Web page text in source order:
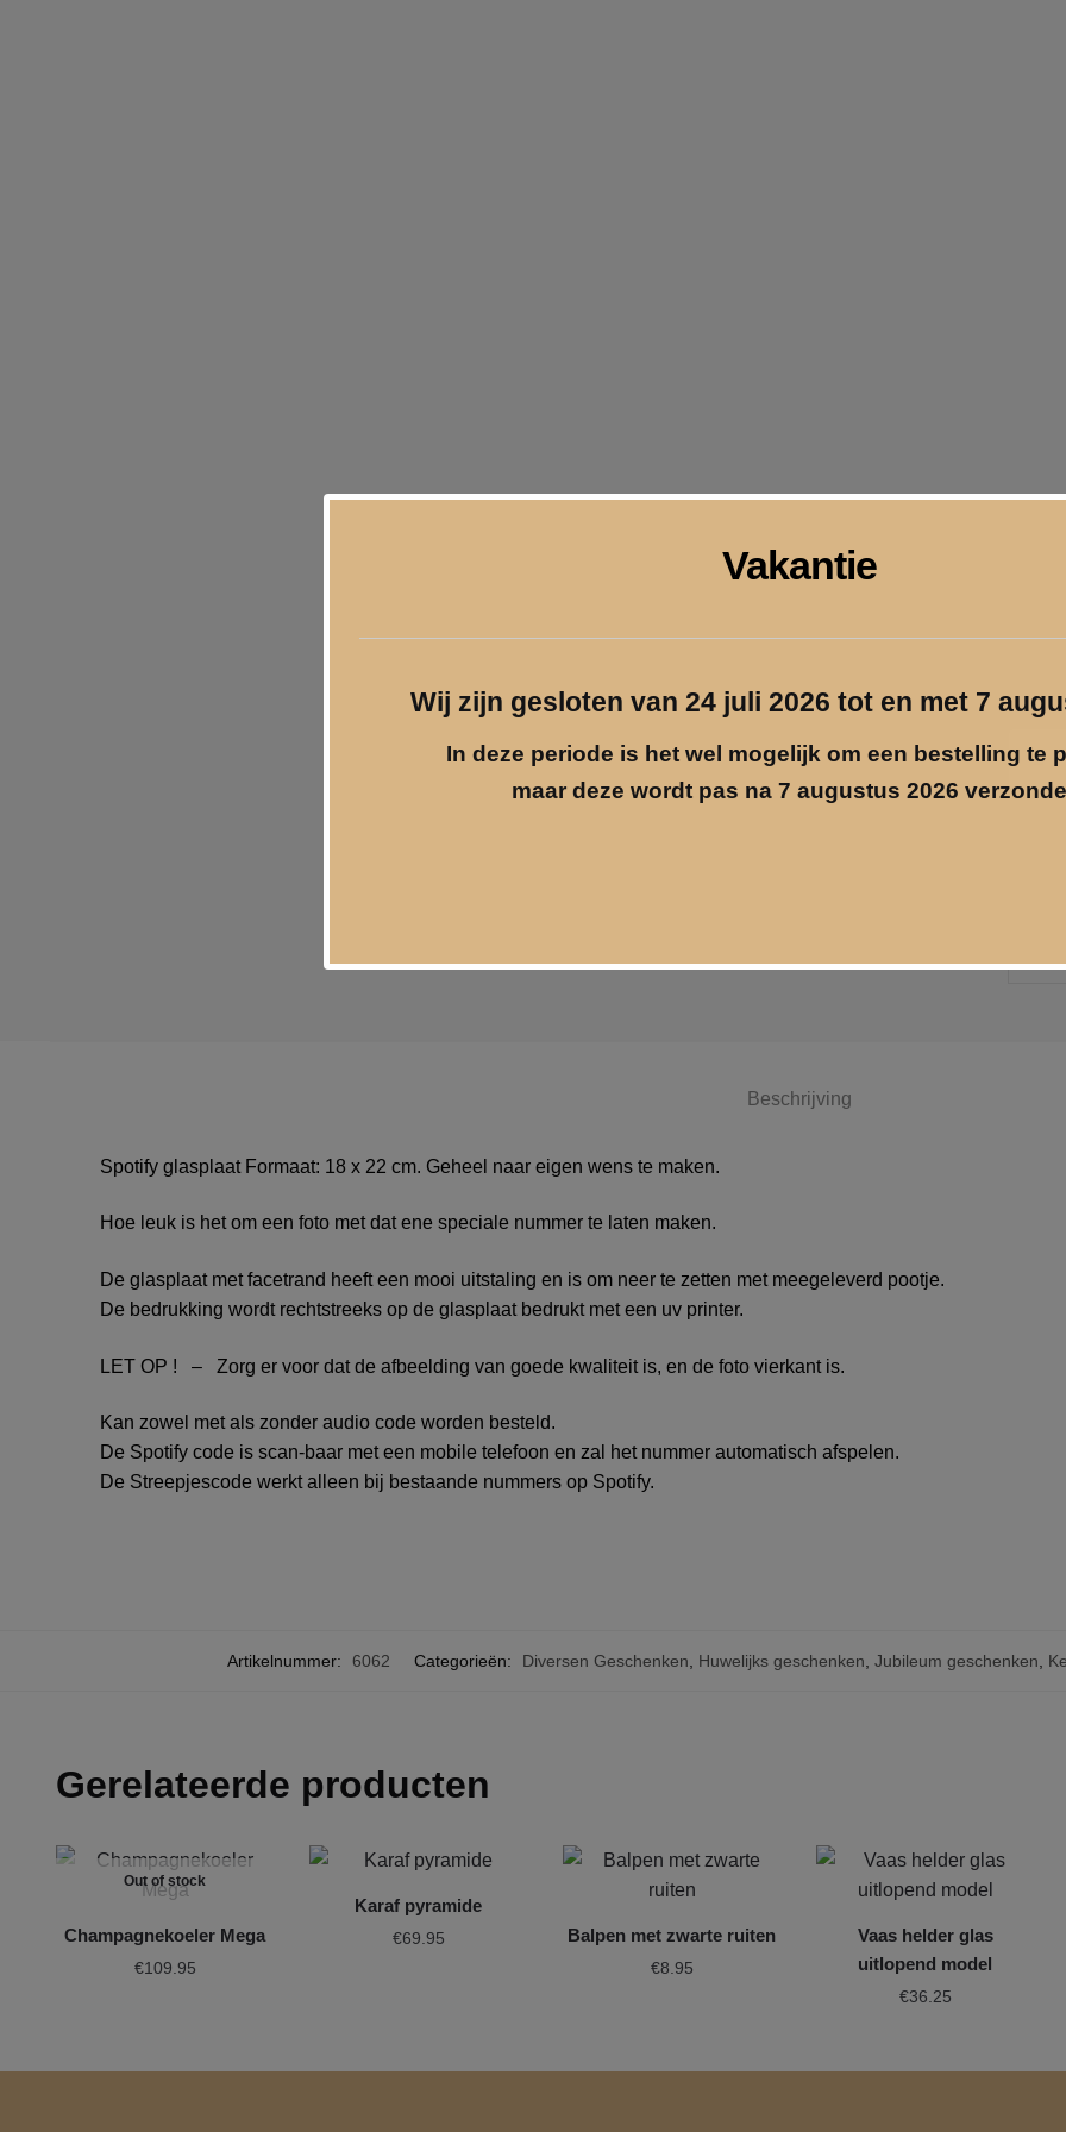
op
glas
Beschrijving
Spotify glasplaat Formaat: 18 x 22 cm. Geheel naar eigen wens te maken.
Hoe leuk is het om een foto met dat ene speciale nummer te laten maken.
De glasplaat met facetrand heeft een mooi uitstaling en is om neer te zetten met meegeleverd pootje.
De bedrukking wordt rechtstreeks op de glasplaat bedrukt met een uv printer.
LET OP ! – Zorg er voor dat de afbeelding van goede kwaliteit is, en de foto vierkant is.
Kan zowel met als zonder audio code worden besteld.
De Spotify code is scan-baar met een mobile telefoon en zal het nummer automatisch afspelen.
De Streepjescode werkt alleen bij bestaande nummers op Spotify.
Artikelnummer: 6062 Categorieën: Diversen Geschenken, Huwelijks geschenken, Jubileum geschenken,
Gerelateerde producten
Out of stock
Champagnekoeler Mega
€109.95
Karaf pyramide
€69.95 Balpen met zwarte ruiten
€8.95
Vaas helder glas
uitlopend model
€36.25
Vakantie
Wij zijn gesloten van 24 juli 2026 tot en met 7
In deze periode is het wel mogelijk om een bestelling te
maar deze wordt pas na 7 augustus 2026